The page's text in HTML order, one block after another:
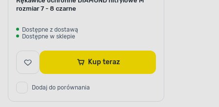
rozmiar 7 - 8 czarne
Dostępne z dostawą
Dostępne w sklepie
Kup teraz
Dodaj do porównania